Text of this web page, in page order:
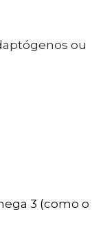
ou
3 (como o